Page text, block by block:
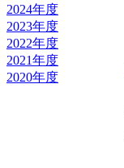
2024年度
2023年度
2022年度
2021年度
2020年度